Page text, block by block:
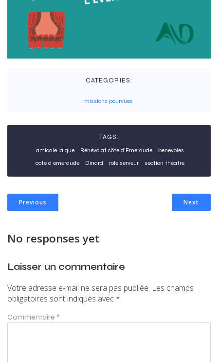
CATEGORIES:
missions pourvues
TAGS:
amicale laique Bénévolat côte d'Emeraude
benevoles
cote d emeraude
Dinard role serveur section theatre
Previous Next
No responses yet
Laisser un commentaire
Votre adresse e-mail ne sera pas publiée. Les champs
obligatoires sont indiqués avec *
Commentaire *